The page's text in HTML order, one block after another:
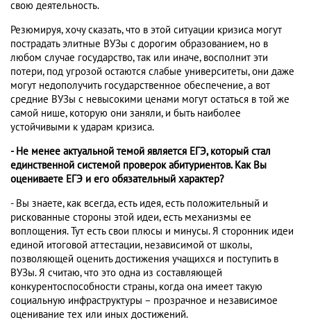
свою деятельность.
Резюмируя, хочу сказать, что в этой ситуации кризиса могут
пострадать элитные ВУЗы с дорогим образованием, но в
любом случае государство, так или иначе, восполнит эти
потери, под угрозой остаются слабые университеты, они даже
могут недополучить государственное обеспечение, а вот
средние ВУЗы с невысокими ценами могут остаться в той же
самой нише, которую они заняли, и быть наиболее
устойчивыми к ударам кризиса.
- Не менее актуальной темой является ЕГЭ, который стал
единственной системой проверок абитуриентов. Как Вы
оцениваете ЕГЭ и его обязательный характер?
- Вы знаете, как всегда, есть идея, есть положительный и
рискованные стороны этой идеи, есть механизмы ее
воплощения. Тут есть свои плюсы и минусы. Я сторонник идеи
единой итоговой аттестации, независимой от школы,
позволяющей оценить достижения учащихся и поступить в
ВУЗы. Я считаю, что это одна из составляющей
конкурентоспособности страны, когда она имеет такую
социальную инфраструктуры – прозрачное и независимое
оценивание тех или иных достижений.